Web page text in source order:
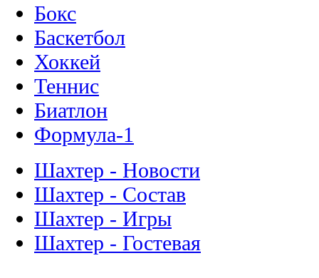
Бокс
Баскетбол
Хоккей
Теннис
Биатлон
Формула-1
Шахтер - Новости
Шахтер - Состав
Шахтер - Игры
Шахтер - Гостевая